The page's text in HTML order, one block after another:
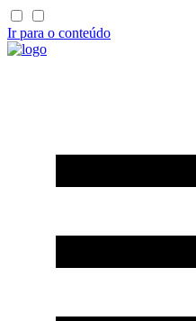
Ir para o conteúdo